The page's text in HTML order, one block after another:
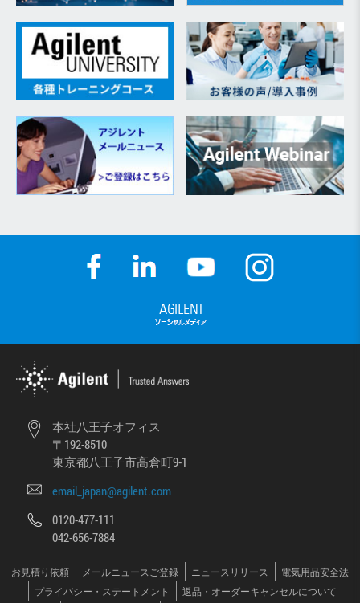
本社八王子オフィス
〒192-8510
東京都八王子市高倉町9-1
email_japan@agilent.com
0120-477-111
042-656-7884
お見積り依頼 メールニュースご登録 ニュースリリース
電気用品安全法
プライバシー・ステートメント
返品・オーダーキャンセルについて